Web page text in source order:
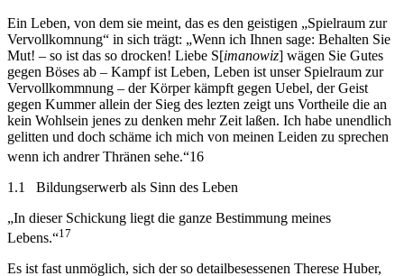
Ein Leben, von dem sie meint, das es den geistigen „Spielraum zur
Vervollkomnung“ in sich trägt: „Wenn ich Ihnen sage: Behalten Sie
Mut! – so ist das so drocken! Liebe S[imanowiz] wägen Sie Gutes
gegen Böses ab – Kampf ist Leben, Leben ist unser Spielraum zur
Vervollkommnung – der Körper kämpft gegen Uebel, der Geist
gegen Kummer allein der Sieg des lezten zeigt uns Vortheile die an
kein Wohlsein jenes zu denken mehr Zeit laßen. Ich habe unendlich
gelitten und doch schäme ich mich von meinen Leiden zu sprechen
„In dieser Schickung liegt die ganze Bestimmung meines